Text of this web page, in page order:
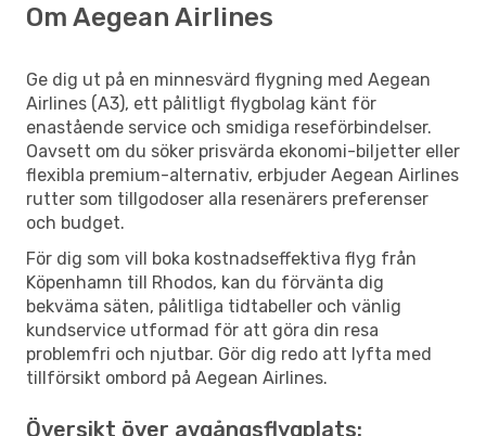
Om Aegean Airlines
Ge dig ut på en minnesvärd flygning med Aegean
Airlines (A3), ett pålitligt flygbolag känt för
enastående service och smidiga reseförbindelser.
Oavsett om du söker prisvärda ekonomi-biljetter eller
flexibla premium-alternativ, erbjuder Aegean Airlines
rutter som tillgodoser alla resenärers preferenser
och budget.
För dig som vill boka kostnadseffektiva flyg från
Köpenhamn till Rhodos, kan du förvänta dig
bekväma säten, pålitliga tidtabeller och vänlig
kundservice utformad för att göra din resa
problemfri och njutbar. Gör dig redo att lyfta med
tillförsikt ombord på Aegean Airlines.
Översikt över avgångsflygplats: